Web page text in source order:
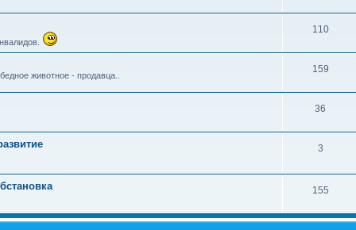
110
животное - продавца..
159
36
3
155